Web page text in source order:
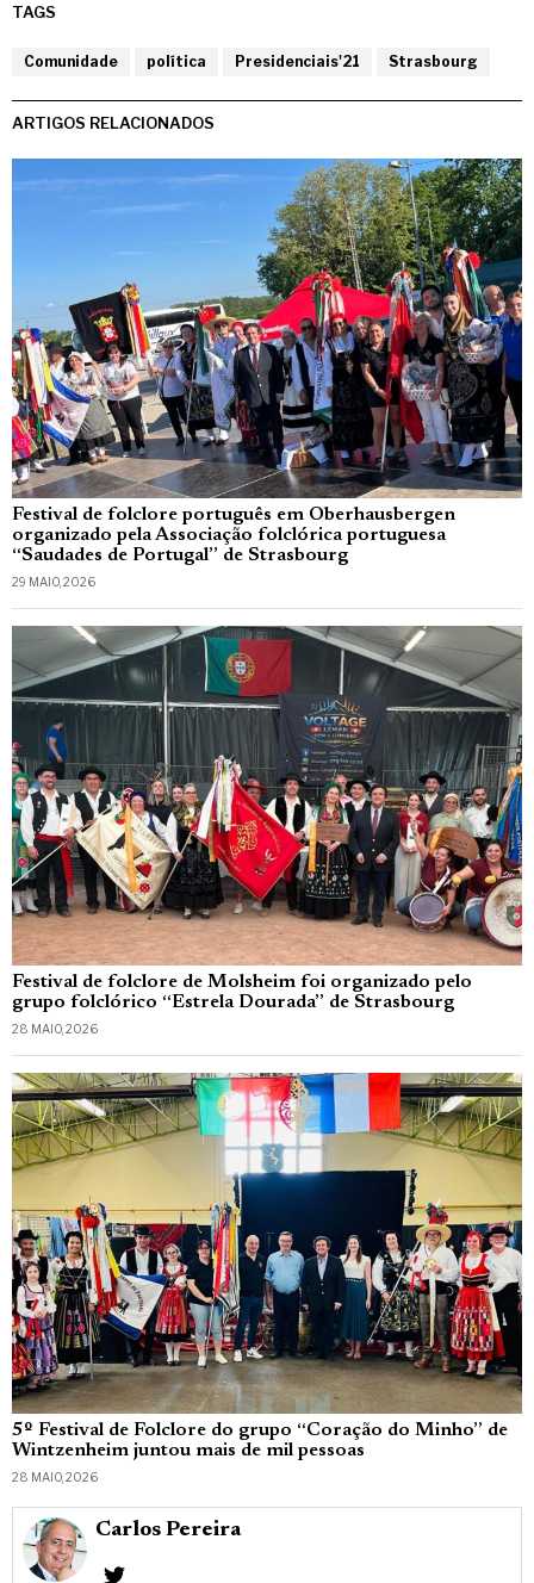
TAGS
Comunidade política Presidenciais'21 Strasbourg
ARTIGOS RELACIONADOS
Festival de folclore português em Oberhausbergen
organizado pela Associação folclórica portuguesa
“Saudades de Portugal” de Strasbourg
29 MAIO, 2026
Festival de folclore de Molsheim foi organizado pelo
grupo folclórico “Estrela Dourada” de Strasbourg
28 MAIO, 2026
5º Festival de Folclore do grupo “Coração do Minho” de
Wintzenheim juntou mais de mil pessoas
28 MAIO, 2026
Carlos Pereira